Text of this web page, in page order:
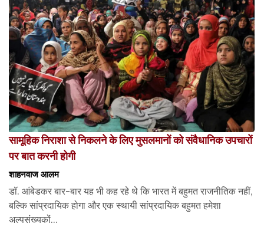
सामूहिक निराशा से निकलने के लिए मुसलमानों को संवैधानिक उपचारों
पर बात करनी होगी
शाहनवाज आलम
डॉ. आंबेडकर बार-बार यह भी कह रहे थे कि भारत में बहुमत राजनीतिक नहीं,
बल्कि सांप्रदायिक होगा और एक स्थायी सांप्रदायिक बहुमत हमेशा
अल्पसंख्यकों...